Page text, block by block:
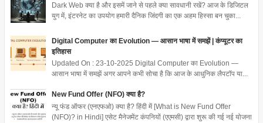
Dark Web क्या है और इसमें जाने से पहले क्या सावधानी रखें? आज के डिजिटल
युग में, इंटरनेट का उपयोग हमारी दैनिक जिंदगी का एक अहम हिस्सा बन चुका...
Digital Computer का Evolution — आसान भाषा में समझें | कंप्यूटर का
इतिहास
Updated On : 23-10-2025 Digital Computer का Evolution —
आसान भाषा में समझें अगर आपने कभी सोचा है कि आज के आधुनिक लैपटॉप या...
New Fund Offer (NFO) क्या है?
न्यू फंड ऑफर (एनएफओ) क्या है? हिंदी में [What is New Fund Offer
(NFO)? in Hindi] एसेट मैनेजमेंट कंपनियों (एएमसी) द्वारा शुरू की गई नई योजना